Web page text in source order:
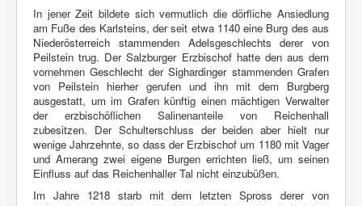
In jener Zeit bildete sich vermutlich die dörfliche Ansiedlung
am Fuße des Karlsteins, der seit etwa 1140 eine Burg des aus
Niederösterreich stammenden Adelsgeschlechts derer von
Peilstein trug. Der Salzburger Erzbischof hatte den aus dem
vornehmen Geschlecht der Sighardinger stammenden Grafen
von Peilstein hierher gerufen und ihn mit dem Burgberg
ausgestatt, um im Grafen künftig einen mächtigen Verwalter
der erzbischöflichen Salinenanteile von Reichenhall
zubesitzen. Der Schulterschluss der beiden aber hielt nur
wenige Jahrzehnte, so dass der Erzbischof um 1180 mit Vager
und Amerang zwei eigene Burgen errichten ließ, um seinen
Einfluss auf das Reichenhaller Tal nicht einzubüßen.
Im Jahre 1218 starb mit dem letzten Spross derer von